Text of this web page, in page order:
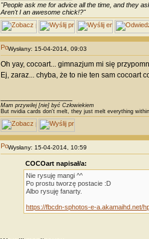
"People ask me for advice all the time, and they
Aren't I an awesome chick!?"
Wysłany: 15-04-2014, 09:03
Oh yay, cocoart... gimnazjum mi się
Ej, zaraz... chyba, że to nie ten sam cocoart
Mam przywilej [nie] być Człowiekiem
But nvidia cards don't melt, they just melt everything
Wysłany: 15-04-2014, 10:59
COCOart napisał/a:
Nie rysuję mangi ^^
Po prostu tworzę postacie :D
Albo rysuję fanarty.
https://fbcdn-sphotos-e-a.akamaihd.net/